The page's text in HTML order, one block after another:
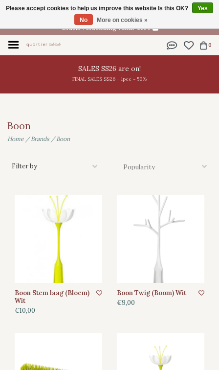
EN
Gratis verzending vanaf €100
0
SALES SS26 are on!
FINAL SALES SS26 - 1pce = 50%
Boon
Home /Brands /Boon
Filter by
Boon Stem laag (Bloem)
Wit
€10,00
Boon Twig (Boom) Wit
€9,00
Please accept cookies to help us improve this website Is this OK?
Yes
No
More on cookies »